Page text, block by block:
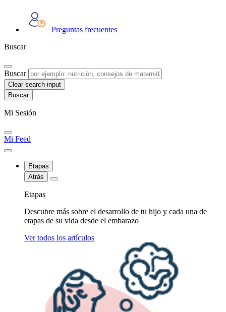
Preguntas frecuentes
Buscar
Buscar
Clear search input
Mi Sesión
Mi Feed
Etapas
Atrás
Etapas
Descubre más sobre el desarrollo de tu hijo y cada una de
etapas de su vida desde el embarazo
Ver todos los artículos